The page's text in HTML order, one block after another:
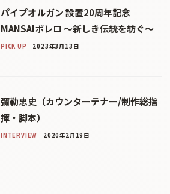
パイプオルガン 設置20周年記念
MANSAIボレロ ～新しき伝統を紡ぐ～
PICK UP 2023年3月13日
彌勒忠史（カウンターテナー/制作総指
揮・脚本）
INTERVIEW 2020年2月19日